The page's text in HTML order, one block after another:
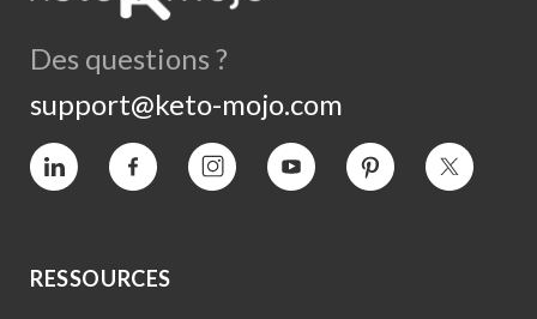
Des questions ?
support@keto-mojo.com
Vimeo Facebook InstagramYouTube Intérêt Twitter
RESSOURCES